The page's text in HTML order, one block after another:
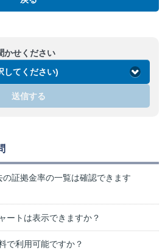
かせください
してください)
送信する
の証拠金率の一覧は確認できます
ートは表示できますか？
で利用可能ですか？